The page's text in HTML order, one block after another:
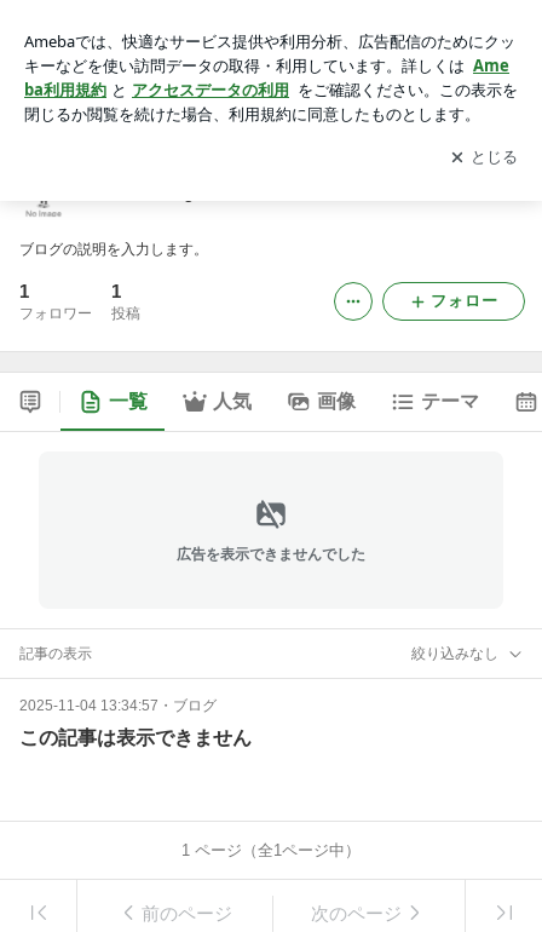
アプリをダウンロードして ブログの更新通知
を受け取りまし
ょう。
開く
ブログの説明を入力します。
1
フォロワー
1
投稿
フォロー
一覧 人気 画像 テーマ
広告を表示できませんでした
記事の表示 絞り込みなし
2025-11-04 13:34:57 ・ ブログ
この記事は表示できません
1 ページ（全1ページ中）
前のページ 次のページ